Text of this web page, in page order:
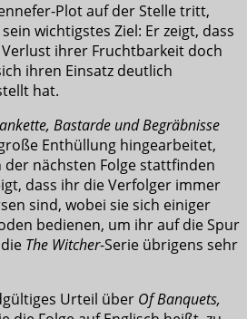
Plot auf der Stelle tritt,
wichtigstes Ziel: Er zeigt, dass
ihrer Fruchtbarkeit doch
ihren Einsatz deutlich
hat.
Bastarde und Begräbnisse
Enthüllung hingearbeitet,
nächsten Folge stattfinden
dass ihr die Verfolger immer
sind, wobei sie sich einiger
bedienen, um ihr auf die Spur
The Witcher-Serie übrigens sehr
Urteil über Of Banquets,